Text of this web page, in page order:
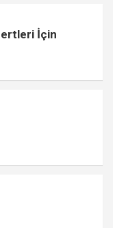
İçin